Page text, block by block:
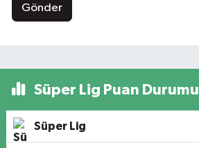
Gönder
Süper Lig Puan Durumu
Süper Lig